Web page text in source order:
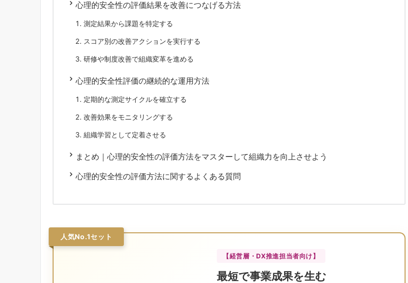
心理的安全性の評価結果を改善につなげる方法
測定結果から課題を特定する
スコア別の改善アクションを実行する
研修や制度改善で組織変革を進める
心理的安全性評価の継続的な運用方法
定期的な測定サイクルを確立する
改善効果をモニタリングする
組織学習として定着させる
まとめ｜心理的安全性の評価方法をマスターして組織力を向上させよう
心理的安全性の評価方法に関するよくある質問
人気No.1セット
【経営層・DX推進担当者向け】
最短で事業成果を生む